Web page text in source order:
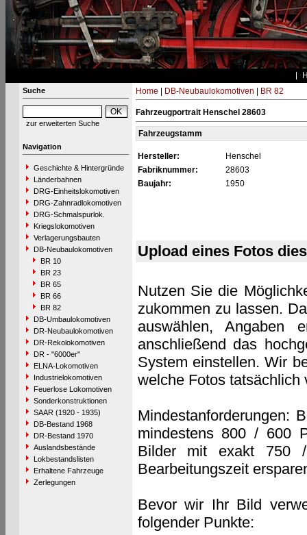
Suche
zur erweiterten Suche
Navigation
Geschichte & Hintergründe
Länderbahnen
DRG-Einheitslokomotiven
DRG-Zahnradlokomotiven
DRG-Schmalspurlok.
Kriegslokomotiven
Verlagerungsbauten
DB-Neubaulokomotiven
BR 10
BR 23
BR 65
BR 66
BR 82
DB-Umbaulokomotiven
DR-Neubaulokomotiven
DR-Rekolokomotiven
DR - "6000er"
ELNA-Lokomotiven
Industrielokomotiven
Feuerlose Lokomotiven
Sonderkonstruktionen
SAAR (1920 - 1935)
DB-Bestand 1968
DR-Bestand 1970
Auslandsbestände
Lokbestandslisten
Erhaltene Fahrzeuge
Zerlegungen
Home DB-Neubaulokomotiven BR 82
Fahrzeugportrait Henschel 28603
Fahrzeugstamm
Hersteller:
Henschel
Fabriknummer:
28603
Baujahr:
1950
Upload eines Fotos
Nutzen Sie die
zukommen zu lassen.
auswählen, Angaben
anschließend das
System einstellen. Wir
welche Fotos tatsächlich
Mindestanforderungen:
mindestens 800 / 600
Bilder mit exakt 750
Bearbeitungszeit
Bevor wir Ihr Bild
folgender Punkte: